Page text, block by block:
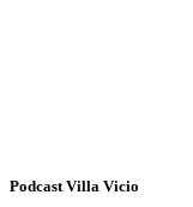
Podcast Villa Vicio